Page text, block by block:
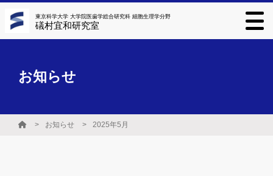
東京科学大学 大学院医歯学総合研究科 細胞生理学分野
礒村宜和研究室
お知らせ
お知らせ 2025年5月